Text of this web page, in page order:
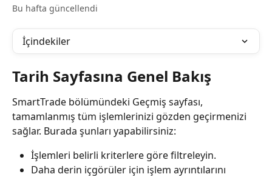
Bu hafta güncellendi
İçindekiler
Tarih Sayfasına Genel Bakış
SmartTrade bölümündeki Geçmiş sayfası,
tamamlanmış tüm işlemlerinizi gözden geçirmenizi
sağlar. Burada şunları yapabilirsiniz:
İşlemleri belirli kriterlere göre filtreleyin.
Daha derin içgörüler için işlem ayrıntılarını